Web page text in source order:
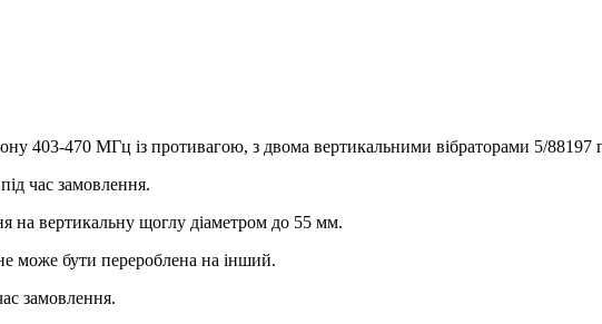
403-470 МГц із противагою, з двома вертикальними вібраторами 5/
час замовлення.
на вертикальну щоглу діаметром до 55 мм.
може бути перероблена на інший.
замовлення.